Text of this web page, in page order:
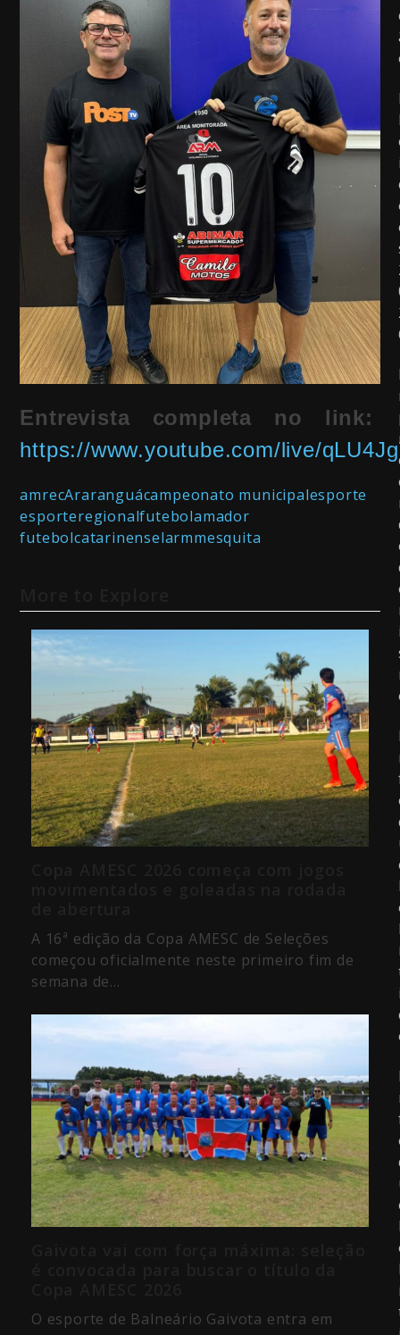
Entrevista completa no link:
https://www.youtube.com/live/
amrecAraranguácampeonato municipalesporte
esporteregionalfutebolamador
futebolcatarinenselarmmesquita
A 16ª edição da Copa AMESC de Seleções
começou oficialmente neste primeiro fim de
semana de…
O esporte de Balneário Gaivota entra em